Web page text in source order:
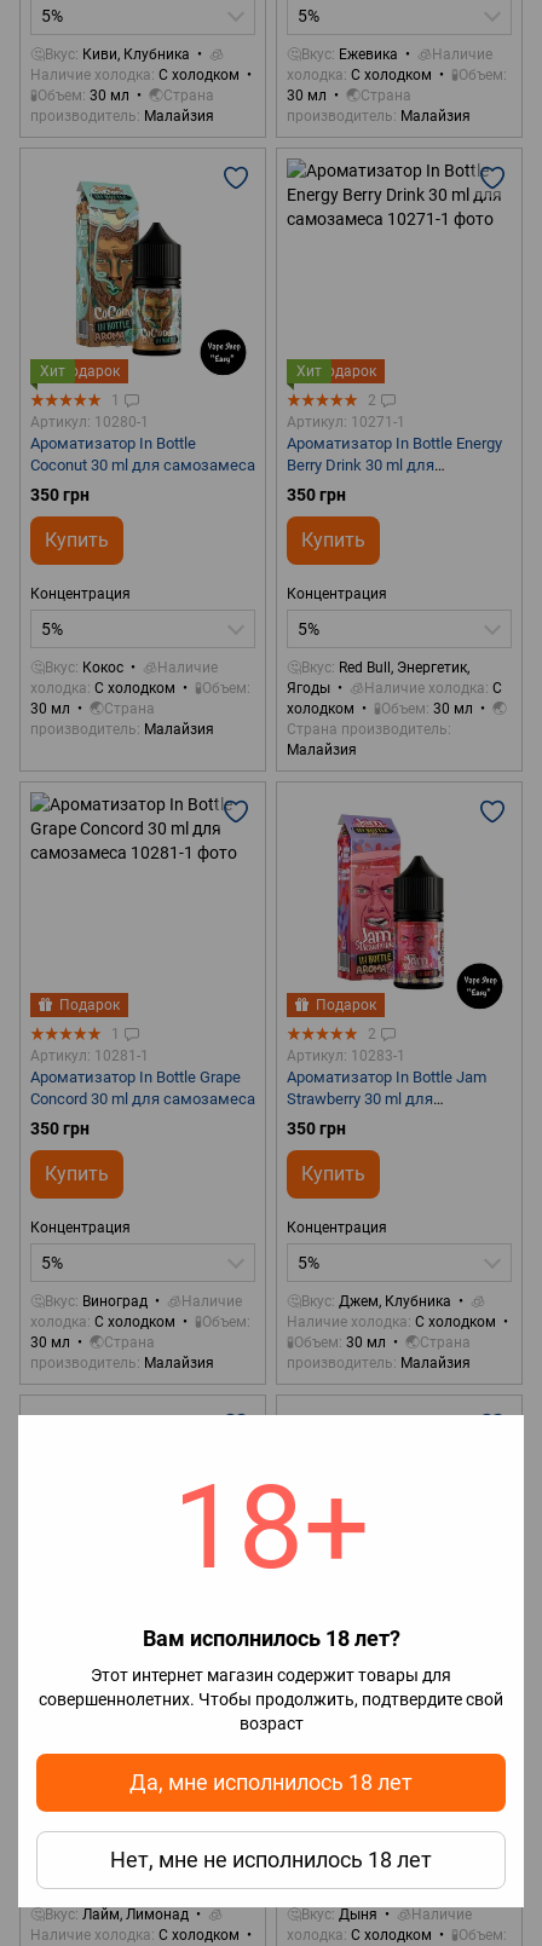
18+
Вам исполнилось 18 лет?
Этот интернет магазин содержит товары для
совершеннолетних. Чтобы продолжить, подтвердите свой
возраст
Да, мне исполнилось 18 лет
Нет, мне не исполнилось 18 лет
5%
🤔Вкус Киви, Клубника
🧊
Наличие холодка С холодком
🧪Объем 30 мл
🌏Страна
производитель Малайзия
5%
🤔Вкус Ежевика
🧊Наличие
холодка С холодком
🧪Объем
30 мл
🌏Страна
производитель Малайзия
Подарок
Хит
1
Артикул: 10280-1
Ароматизатор In Bottle
Coconut 30 ml для самозамеса
350 грн
Купить
Концентрация
5%
🤔Вкус Кокос
🧊Наличие
холодка С холодком
🧪Объем
30 мл
🌏Страна
производитель Малайзия
Подарок
Хит
2
Артикул: 10271-1
Ароматизатор In Bottle Energy
Berry Drink 30 ml для
самозамеса
350 грн
Купить
Концентрация
5%
🤔Вкус Red Bull, Энергетик,
Ягоды
🧊Наличие холодка С
холодком
🧪Объем 30 мл
🌏
Страна производитель
Малайзия
Подарок
1
Артикул: 10281-1
Ароматизатор In Bottle Grape
Concord 30 ml для самозамеса
350 грн
Купить
Концентрация
5%
🤔Вкус Виноград
🧊Наличие
холодка С холодком
🧪Объем
30 мл
🌏Страна
производитель
Малайзия
Подарок
2
Артикул: 10283-1
Ароматизатор In Bottle Jam
Strawberry 30 ml для
самозамеса
350 грн
Купить
Концентрация
5%
🤔Вкус Джем, Клубника
🧊
Наличие холодка С холодком
🧪Объем 30 мл
🌏Страна
производитель
Малайзия
Артикул: 10274-1
Ароматизатор In Bottle Lime
Lemonade 30 ml для
Концентрация
🤔Вкус Лайм, Лимонад
🧊
Наличие холодка С холодком
1
Артикул: 10277-1
Ароматизатор In Bottle Melon
30 ml для самозамеса
Купить
🤔Вкус Дыня
🧊Наличие
холодка С холодком
🧪Объем